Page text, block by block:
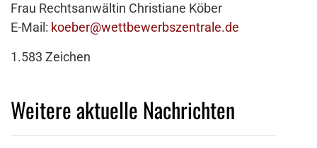
Frau Rechtsanwältin Christiane Köber
E-Mail: koeber@wettbewerbszentrale.de
1.583 Zeichen
Weitere aktuelle Nachrichten